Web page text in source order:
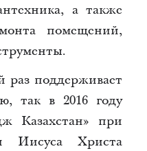
а также
помещений,
раз поддерживает
так в 2016 году
Казахстан» при
Иисуса Христа